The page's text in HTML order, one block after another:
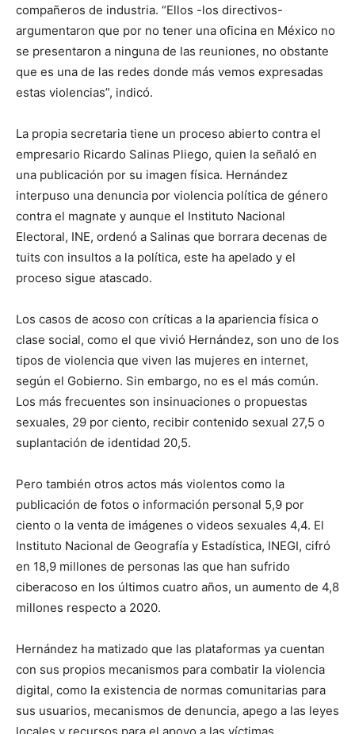
compañeros de industria. “Ellos -los directivos-
argumentaron que por no tener una oficina en México no
se presentaron a ninguna de las reuniones, no obstante
que es una de las redes donde más vemos expresadas
estas violencias”, indicó.
La propia secretaria tiene un proceso abierto contra el
empresario Ricardo Salinas Pliego, quien la señaló en
una publicación por su imagen física. Hernández
interpuso una denuncia por violencia política de género
contra el magnate y aunque el Instituto Nacional
Electoral, INE, ordenó a Salinas que borrara decenas de
tuits con insultos a la política, este ha apelado y el
proceso sigue atascado.
Los casos de acoso con críticas a la apariencia física o
clase social, como el que vivió Hernández, son uno de los
tipos de violencia que viven las mujeres en internet,
según el Gobierno. Sin embargo, no es el más común.
Los más frecuentes son insinuaciones o propuestas
sexuales, 29 por ciento, recibir contenido sexual 27,5 o
suplantación de identidad 20,5.
Pero también otros actos más violentos como la
publicación de fotos o información personal 5,9 por
ciento o la venta de imágenes o videos sexuales 4,4. El
Instituto Nacional de Geografía y Estadística, INEGI, cifró
en 18,9 millones de personas las que han sufrido
ciberacoso en los últimos cuatro años, un aumento de 4,8
millones respecto a 2020.
Hernández ha matizado que las plataformas ya cuentan
con sus propios mecanismos para combatir la violencia
digital, como la existencia de normas comunitarias para
sus usuarios, mecanismos de denuncia, apego a las leyes